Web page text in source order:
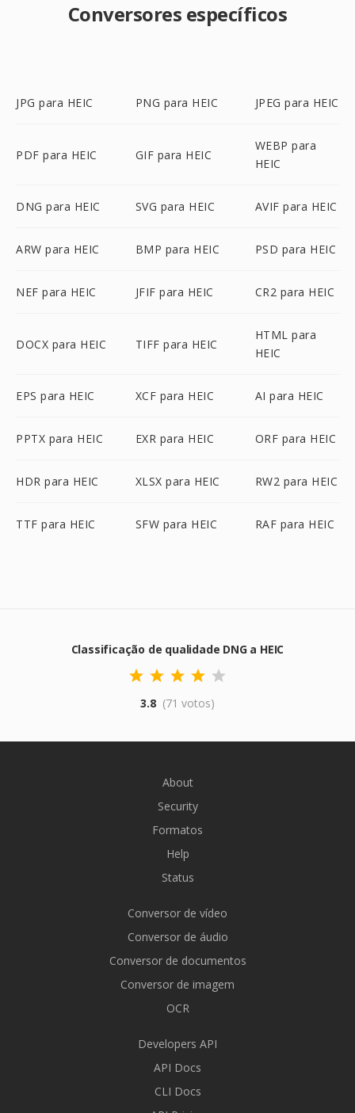
Conversores específicos
JPG para HEIC PNG para HEIC JPEG para HEIC
PDF para HEIC GIF para HEIC
WEBP para
HEIC
DNG para HEIC SVG para HEIC AVIF para HEIC
ARW para HEIC BMP para HEIC PSD para HEIC
NEF para HEIC JFIF para HEIC CR2 para HEIC
DOCX para HEIC TIFF para HEIC
HTML para
HEIC
EPS para HEIC XCF para HEIC AI para HEIC
PPTX para HEIC EXR para HEIC ORF para HEIC
HDR para HEIC XLSX para HEIC RW2 para HEIC
TTF para HEIC SFW para HEIC RAF para HEIC
Classificação de qualidade DNG a HEIC
3.8 (71 votos)
About
Security
Formatos
Help
Status
Conversor de vídeo
Conversor de áudio
Conversor de documentos
Conversor de imagem
OCR
Developers API
API Docs
CLI Docs